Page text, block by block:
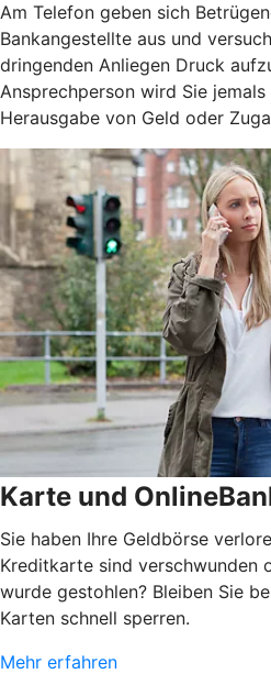
Am Telefon geben sich
Bankangestellte aus und
dringenden Anliegen Druck
Ansprechperson wird Sie
Herausgabe von Geld oder
Karte und
Sie haben Ihre Geldbörse
Kreditkarte sind verschwunden
wurde gestohlen? Bleiben Sie
Karten schnell sperren.
Mehr erfahren